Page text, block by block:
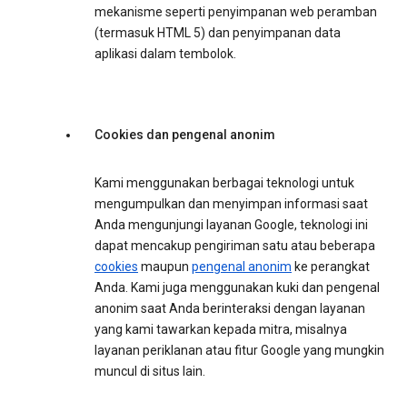
mekanisme seperti penyimpanan web peramban
(termasuk HTML 5) dan penyimpanan data
aplikasi dalam tembolok.
Cookies dan pengenal anonim
Kami menggunakan berbagai teknologi untuk
mengumpulkan dan menyimpan informasi saat
Anda mengunjungi layanan Google, teknologi ini
dapat mencakup pengiriman satu atau beberapa
cookies maupun pengenal anonim ke perangkat
Anda. Kami juga menggunakan kuki dan pengenal
anonim saat Anda berinteraksi dengan layanan
yang kami tawarkan kepada mitra, misalnya
layanan periklanan atau fitur Google yang mungkin
muncul di situs lain.